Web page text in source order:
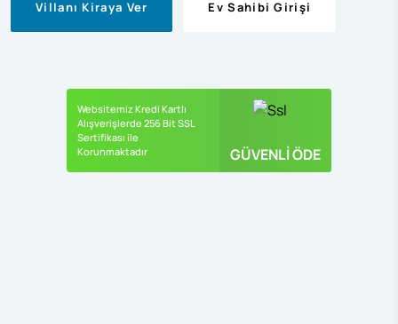
Villanı Kiraya Ver Ev Sahibi Girişi
Websitemiz Kredi Kartlı
Alışverişlerde 256 Bit SSL
Sertifikası ile
Korunmaktadır
GÜVENLİ ÖDE